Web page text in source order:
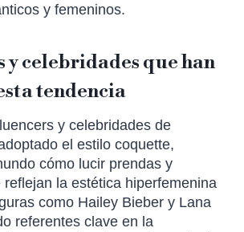
y femeninos.
y celebridades que han
tendencia
y celebridades de
el estilo coquette,
cómo lucir prendas y
la estética hiperfemenina
como Hailey Bieber y Lana
referentes clave en la